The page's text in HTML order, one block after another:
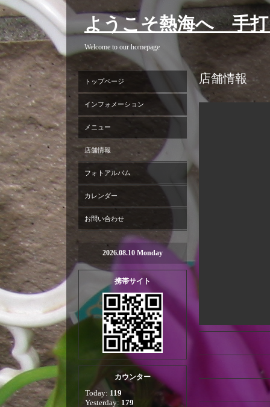
ようこそ熱海へ 手
Welcome to our homepage
店舗情報
トップページ
インフォメーション
メニュー
店舗情報
フォトアルバム
カレンダー
お問い合わせ
2026.08.10 Monday
携帯サイト
カウンター
Today: 119
Yesterday: 179